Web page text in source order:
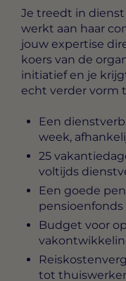
Je treedt in
werkt aan haar
jouw expertise
koers van de
initiatief en je
echt verder vorm
Een
week,
25
voltijds
Een goede
pensioenfonds
Budget voor
tot